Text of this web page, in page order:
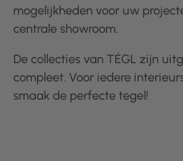
mogelijkheden voor uw
centrale showroom.
De collecties van TÉGL zijn
compleet. Voor iedere
smaak de perfecte tegel!